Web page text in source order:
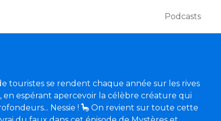
Podcasts
touristes se rendent chaque année sur les rives
en espérant apercevoir la célèbre créature qui
Nessie ! 🦕 On revient sur toute cette